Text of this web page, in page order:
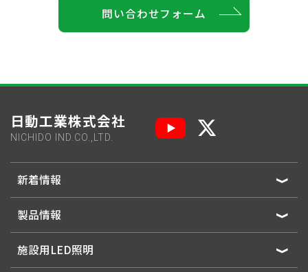
問い合わせフォーム
日動工業株式会社
NICHIDO IND.CO.,LTD.
新着情報
製品情報
施設用LED照明